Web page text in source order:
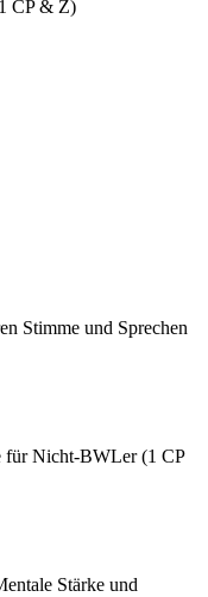
CP & Z)
Stimme und Sprechen
für Nicht-BWLer (1 CP
Stärke und